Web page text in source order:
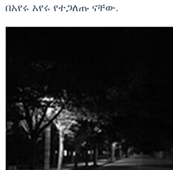
በአየሩ አየሩ የተጋለጡ ናቸው.